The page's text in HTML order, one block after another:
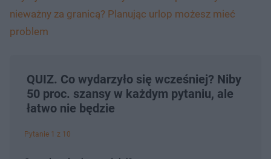
nieważny za granicą? Planując urlop możesz mieć
problem
QUIZ. Co wydarzyło się wcześniej? Niby
50 proc. szansy w każdym pytaniu, ale
łatwo nie będzie
Pytanie 1 z 10